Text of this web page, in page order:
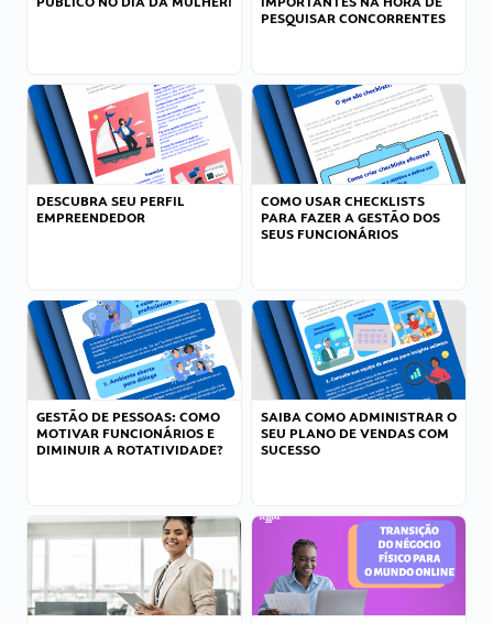
PESQUISAR CONCORRENTES
DESCUBRA SEU PERFIL
EMPREENDEDOR
COMO USAR CHECKLISTS
PARA FAZER A GESTÃO DOS
SEUS FUNCIONÁRIOS
GESTÃO DE PESSOAS: COMO
MOTIVAR FUNCIONÁRIOS E
DIMINUIR A ROTATIVIDADE?
SAIBA COMO ADMINISTRAR O
SEU PLANO DE VENDAS COM
SUCESSO